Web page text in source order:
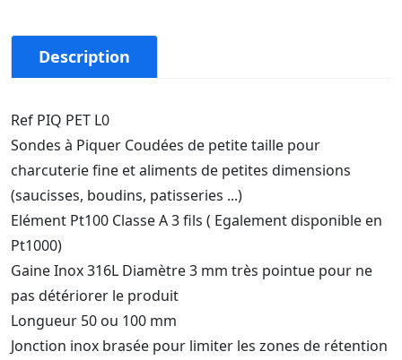
Description
Ref PIQ PET L0
Sondes à Piquer Coudées de petite taille pour
charcuterie fine et aliments de petites dimensions
(saucisses, boudins, patisseries ...)
Elément Pt100 Classe A 3 fils ( Egalement disponible en
Pt1000)
Gaine Inox 316L Diamètre 3 mm très pointue pour ne
pas détériorer le produit
Longueur 50 ou 100 mm
Jonction inox brasée pour limiter les zones de rétention